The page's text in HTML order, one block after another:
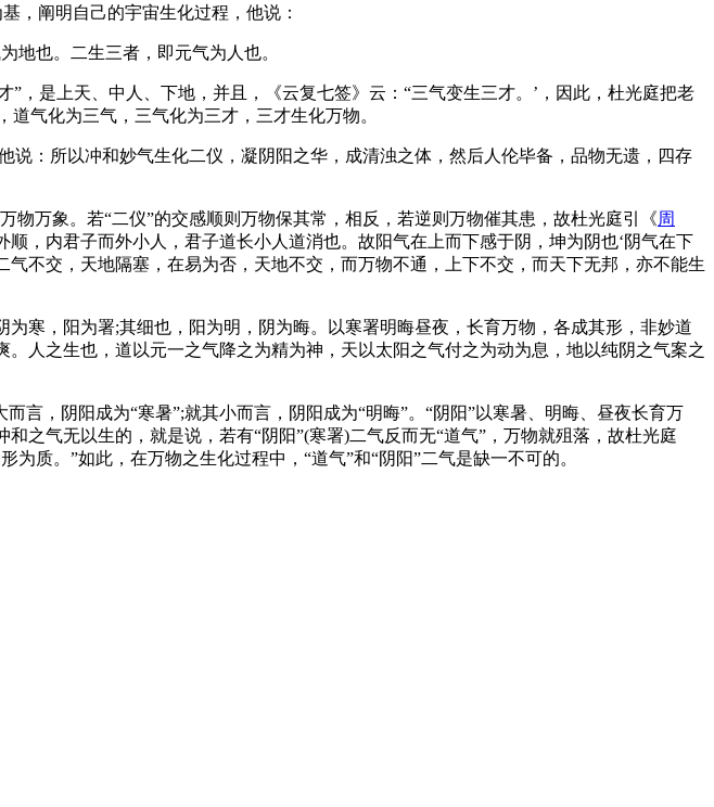
，阐明自己的宇宙生化过程，他说：
地也。二生三者，即元气为人也。
，是上天、中人、下地，并且，《云复七签》云：“三气变生三才。’，因此，杜光庭把老
道气化为三气，三气化为三才，三才生化万物。
说：所以冲和妙气生化二仪，凝阴阳之华，成清浊之体，然后人伦毕备，品物无遗，四存
物万象。若“二仪”的交感顺则万物保其常，相反，若逆则万物催其患，故杜光庭引《周
，内君子而外小人，君子道长小人道消也。故阳气在上而下感于阴，坤为阴也‘阴气在下
不交，天地隔塞，在易为否，天地不交，而万物不通，上下不交，而天下无邦，亦不能生
寒，阳为署;其细也，阳为明，阴为晦。以寒署明晦昼夜，长育万物，各成其形，非妙道
人之生也，道以元一之气降之为精为神，天以太阳之气付之为动为息，地以纯阴之气案之
言，阴阳成为“寒暑”;就其小而言，阴阳成为“明晦”。“阴阳”以寒暑、明晦、昼夜长育万
之气无以生的，就是说，若有“阴阳”(寒署)二气反而无“道气”，万物就殂落，故杜光庭
质。”如此，在万物之生化过程中，“道气”和“阴阳”二气是缺一不可的。